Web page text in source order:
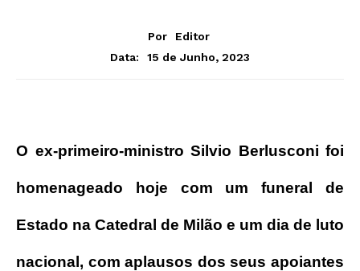
Por
Editor
Data:
15 de Junho, 2023
O ex-primeiro-ministro Silvio Berlusconi foi
homenageado hoje com um funeral de
Estado na Catedral de Milão e um dia de luto
nacional, com aplausos dos seus apoiantes